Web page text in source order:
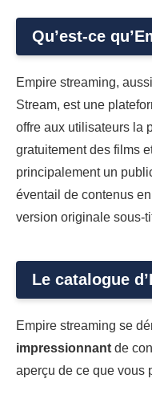
Qu’est-ce
Empire streaming,
Stream, est une
offre aux utilisateurs la
gratuitement des films
principalement un
éventail de contenus
version originale sous-
Le catalogue
Empire streaming se
impressionnant de
aperçu de ce que vous